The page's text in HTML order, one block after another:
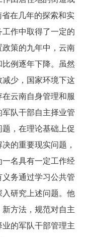
在几年的探索和实
作中取得了一定的
策的九年中，云南
例逐年下降。虽然
少，国家环境下这
云南自身管理和服
队干部自主择业管
，在理论基础上促
的重要现实问题，
名具有一定工作经
务通过学习公共管
研究上述问题。他
方法，规范对自主
的军队干部管理主